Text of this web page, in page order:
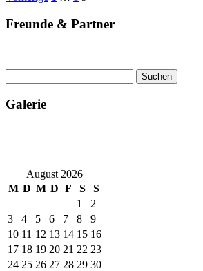
der
Freunde & Partner
nach:
Galerie
August 2026
M D M D F S
S
1
2
3
4 5 6 7 8
9
10 11 12 13 14 15 16
17 18 19 20 21 22 23
24 25 26 27 28 29 30